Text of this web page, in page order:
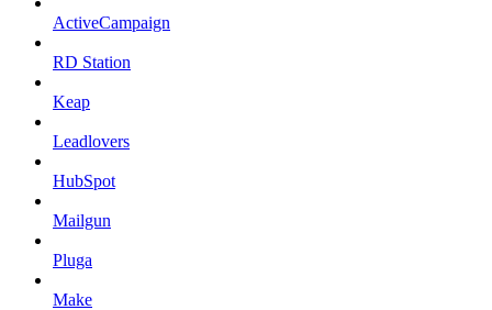
ActiveCampaign
RD Station
Keap
Leadlovers
HubSpot
Mailgun
Pluga
Make